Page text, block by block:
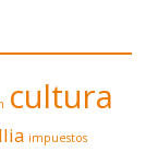
cultura
impuestos